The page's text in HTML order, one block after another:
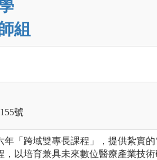
組
號
年「跨域雙專長課程」，提供紮實的
，以培育兼具未來數位醫療產業技術